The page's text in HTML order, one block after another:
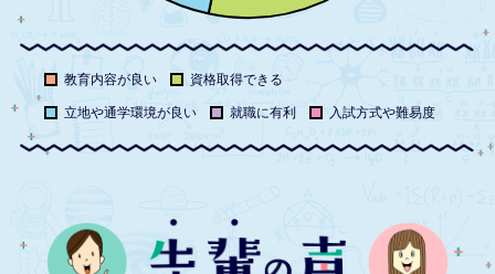
教育内容が良い 資格取得できる
立地や通学環境が良い 就職に有利 入試方式や難易度